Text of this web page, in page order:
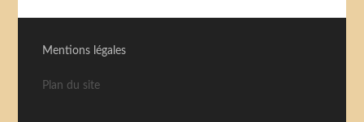
Mentions légales
Plan du site